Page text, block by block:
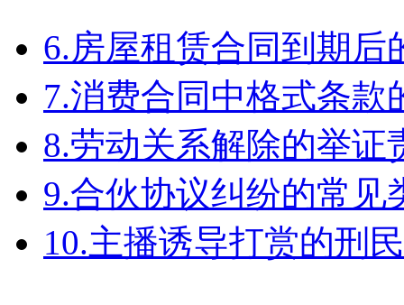
6.房屋租赁合同到期后
7.消费合同中格式条款
8.劳动关系解除的举证
9.合伙协议纠纷的常见
10.主播诱导打赏的刑